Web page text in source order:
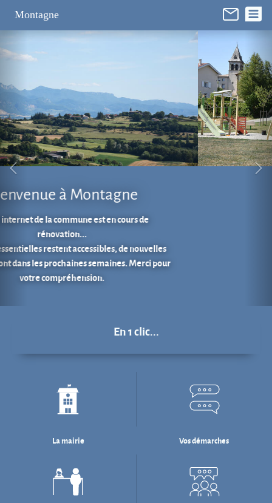
Montagne
Aire de jeux au cœur du village.
En 1 clic...
La mairie Vos démarches
Les services aux publics Le conseil municipal